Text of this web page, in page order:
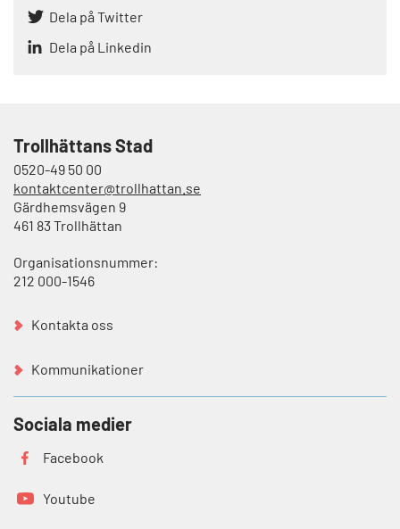
Dela på Twitter
Dela på Linkedin
Trollhättans Stad
0520-49 50 00
kontaktcenter@trollhattan.se
Gärdhemsvägen 9
461 83 Trollhättan
Organisationsnummer:
212 000-1546
Kontakta oss
Kommunikationer
Sociala medier
Facebook
Youtube